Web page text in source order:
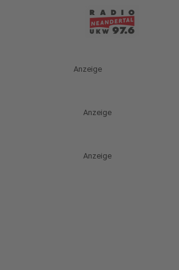
Anzeige
Anzeige
Anzeige